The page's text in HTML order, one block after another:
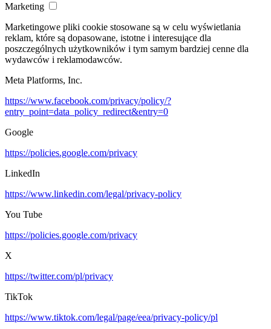
Marketing
Marketingowe pliki cookie stosowane są w celu wyświetlania
reklam, które są dopasowane, istotne i interesujące dla
poszczególnych użytkowników i tym samym bardziej cenne dla
wydawców i reklamodawców.
Meta Platforms, Inc.
https://www.facebook.com/privacy/policy/?
entry_point=data_policy_redirect&entry=0
Google
https://policies.google.com/privacy
LinkedIn
https://www.linkedin.com/legal/privacy-policy
You Tube
https://policies.google.com/privacy
X
https://twitter.com/pl/privacy
TikTok
https://www.tiktok.com/legal/page/eea/privacy-policy/pl